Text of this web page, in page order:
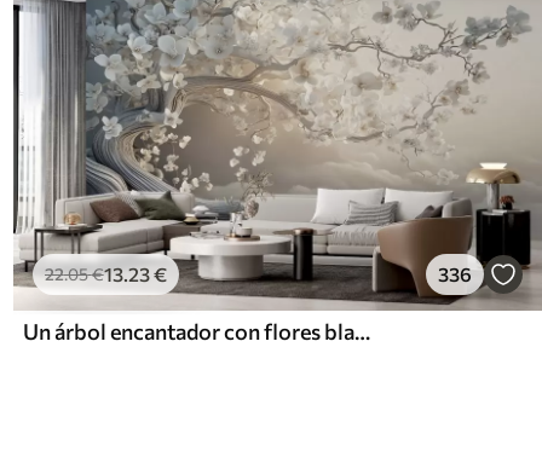
22.05€13.23€ 336
Un árbol encantador con flores blancas contra el fondo de nubes en un estilo interesante en delicados colores cálidos